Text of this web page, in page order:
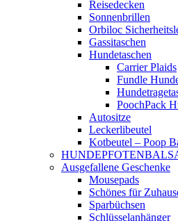
Reisedecken
Sonnenbrillen
Orbiloc
Gassitaschen
Hundetaschen
Carrier Plaids
Fundle
PoochPack
Autositze
Leckerlibeutel
Kotbeutel – Poop
Ausgefallene Geschenke
Mousepads
Schönes für
Sparbüchsen
Schlüsselanhänger